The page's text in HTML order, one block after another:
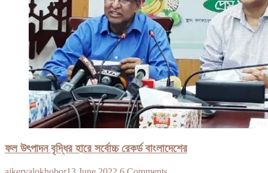
ফল উৎপাদন বৃদ্ধির হারে সর্বোচ্চ রেকর্ড বাংলাদেশের